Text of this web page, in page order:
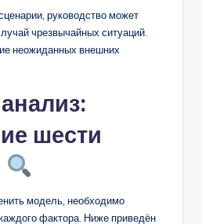
руководство может
чрезвычайных ситуаций.
неожиданных внешних
шести
модель, необходимо
фактора. Ниже приведён